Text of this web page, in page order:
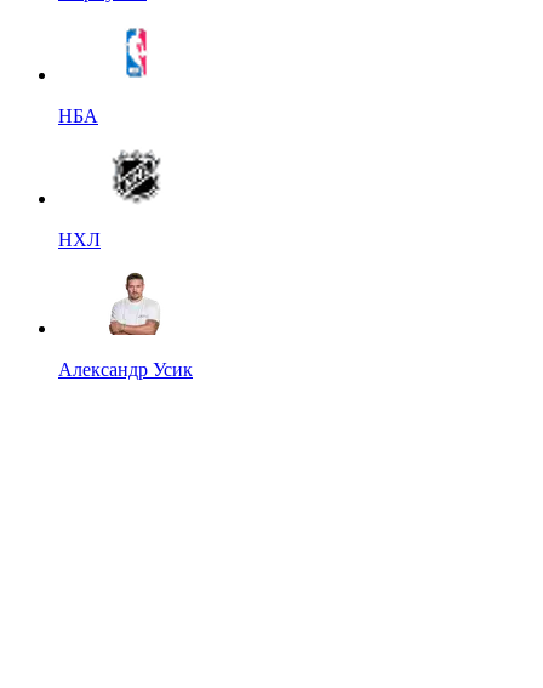
НБА
НХЛ
Александр Усик